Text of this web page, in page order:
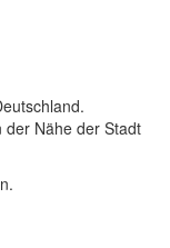
der Nähe der Stadt